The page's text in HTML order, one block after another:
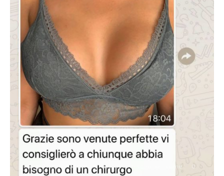
17 Luglio 2019 in Le mie pazienti sono bellissime 0
0